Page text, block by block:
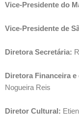
Vice-Presidente do
Vice-Presidente de
Diretora Secretária:
Diretora Financeira
Nogueira Reis
Diretor Cultural: